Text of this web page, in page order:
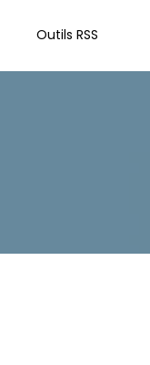
Outils RSS